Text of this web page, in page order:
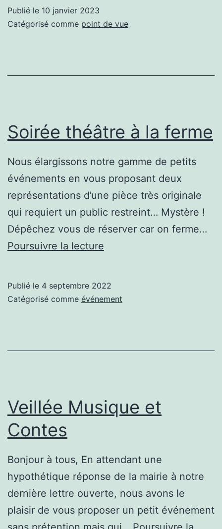
des
Publié le 10 janvier 2023
Catégorisé comme point de vue
Soirée théâtre à la ferme
Nous élargissons notre gamme de petits
événements en vous proposant deux
représentations d’une pièce très originale
qui requiert un public restreint… Mystère !
Dépêchez vous de réserver car on ferme…
Poursuivre la lecture
la
Publié le 4 septembre 2022
Catégorisé comme événement
Veillée Musique et
Contes
Bonjour à tous, En attendant une
hypothétique réponse de la mairie à notre
dernière lettre ouverte, nous avons le
plaisir de vous proposer un petit événement